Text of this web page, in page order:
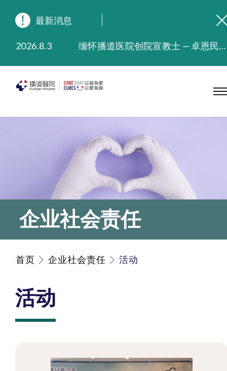
最新消息
2026.8.3
缅怀播道医院创院宣教士 — 卓恩民医生香港追思会
2025.9.23
本院在暴雨或台风警告信号 (包括黑色暴雨及8号或以上热带气旋警告信号) 下，仍会维持有限度服务。如有查询，可致电2711 5222。
2025.7.21
播道医院手机App已推出查阅病歷记录及求诊资料功能，请即下载
企业社会责任
首页 企业社会责任 活动
活动